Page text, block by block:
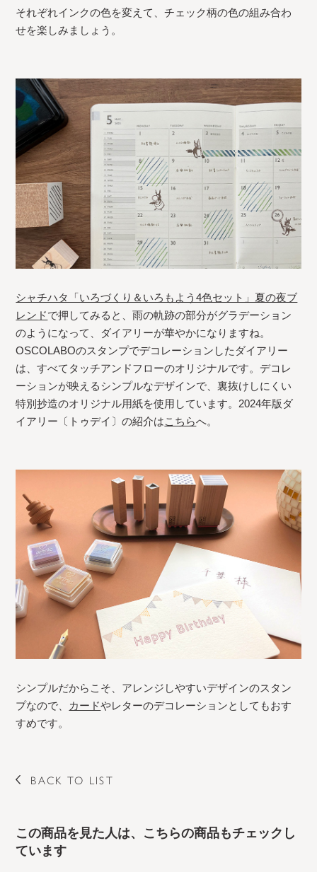
それぞれインクの色を変えて、チェック柄の色の組み合わ
せを楽しみましょう。
シャチハタ「いろづくり＆いろもよう4色セット」夏の夜ブ
レンドで押してみると、雨の軌跡の部分がグラデーション
のようになって、ダイアリーが華やかになりますね。
OSCOLABOのスタンプでデコレーションしたダイアリー
は、すべてタッチアンドフローのオリジナルです。デコレ
ーションが映えるシンプルなデザインで、裏抜けしにくい
特別抄造のオリジナル用紙を使用しています。2024年版ダ
イアリー〔トゥデイ〕の紹介はこちらへ。
シンプルだからこそ、アレンジしやすいデザインのスタン
プなので、 カードやレターのデコレーションとしてもおす
すめです。
BACK TO LIST
この商品を見た人は、こちらの商品もチェックし
ています